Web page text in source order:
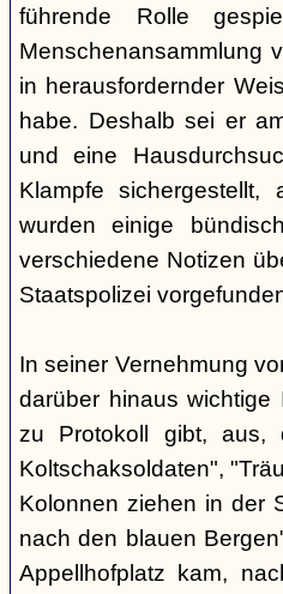
führende Rolle
Menschenansammlung
in herausfordernder
habe. Deshalb sei er
und eine
Klampfe
wurden einige
verschiedene Notizen
Staatspolizei
In seiner Vernehmung
darüber hinaus wichtige
zu Protokoll gibt,
Koltschaksoldaten",
Kolonnen ziehen in der
nach den blauen
Appellhofplatz kam,